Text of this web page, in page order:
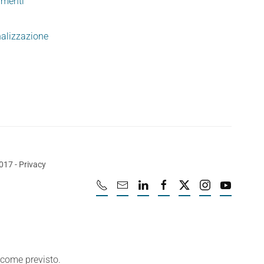
- Privacy
previsto.